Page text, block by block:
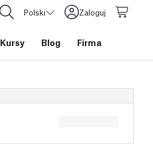
Polski Zaloguj
Kursy Blog Firma